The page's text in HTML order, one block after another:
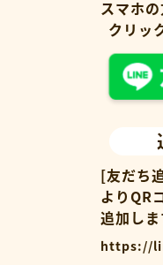
スマホ
クリッ
[友だち
よりQR
追加しま
https://